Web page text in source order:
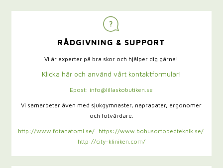
RÅDGIVNING & SUPPORT
Vi är experter på bra skor och hjälper dig gärna!
Klicka här och använd vårt kontaktformulär!
Epost: info@lillaskobutiken.se
Vi samarbetar även med sjukgymnaster, naprapater, ergonomer
och fotvårdare.
http://www.fotanatomi.se/
https://www.bohusortopedteknik.se/
http://city-kliniken.com/